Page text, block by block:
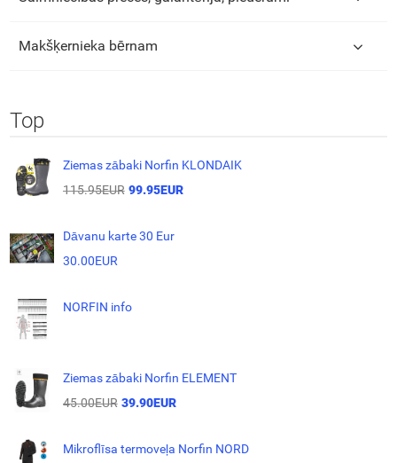
Makšķernieka bērnam
Top
Ziemas zābaki Norfin KLONDAIK
115.95EUR 99.95EUR
Dāvanu karte 30 Eur
30.00EUR
NORFIN info
Ziemas zābaki Norfin ELEMENT
45.00EUR 39.90EUR
Mikroflīsa termoveļa Norfin NORD